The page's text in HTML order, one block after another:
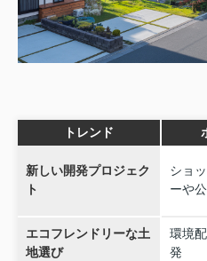
トレンド
新しい開発プロジェク
ト
ショ
ーや
エコフレンドリーな土
地選び
環境
発